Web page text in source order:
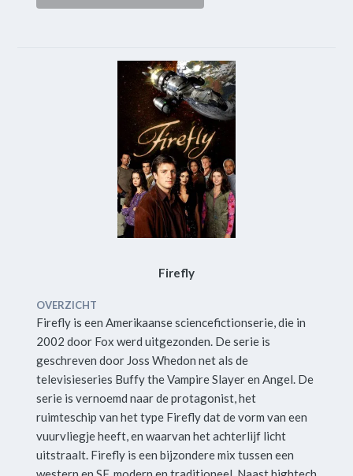
Firefly
OVERZICHT
Firefly is een Amerikaanse sciencefictionserie, die in
2002 door Fox werd uitgezonden. De serie is
geschreven door Joss Whedon net als de
televisieseries Buffy the Vampire Slayer en Angel. De
serie is vernoemd naar de protagonist, het
ruimteschip van het type Firefly dat de vorm van een
vuurvliegje heeft, en waarvan het achterlijf licht
uitstraalt. Firefly is een bijzondere mix tussen een